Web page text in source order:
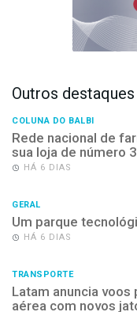
Outros destaques
COLUNA DO BALBI
Rede nacional de
sua loja de número
HÁ 6 DIAS
GERAL
Um parque
HÁ 6 DIAS
TRANSPORTE
Latam anuncia voos
aérea com novos